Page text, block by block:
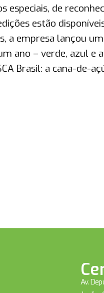
especiais, de
estão
a empresa lançou
ano – verde, azul e
Brasil: a cana-de-
Av.